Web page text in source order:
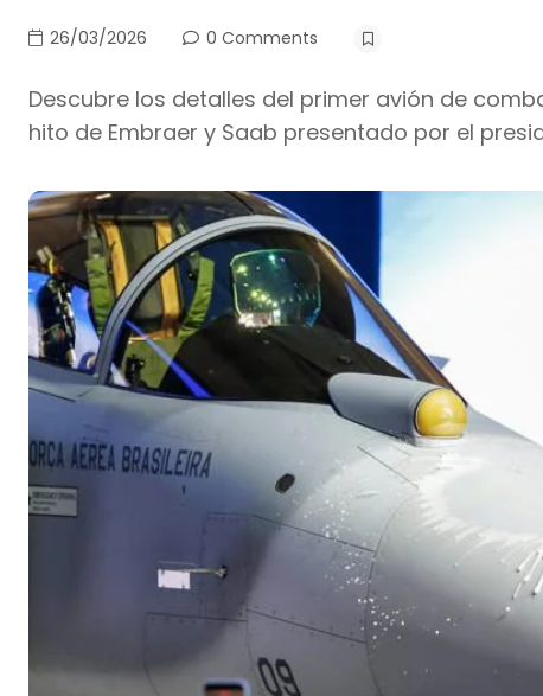
26/03/2026 0 Comments
Descubre los detalles del primer avión de
hito de Embraer y Saab presentado por el